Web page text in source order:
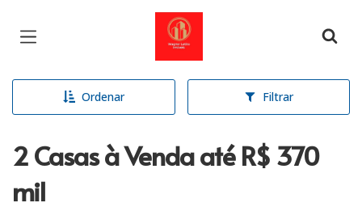
Página inicial
Ordenar Filtrar
2 Casas à Venda até R$ 370
mil